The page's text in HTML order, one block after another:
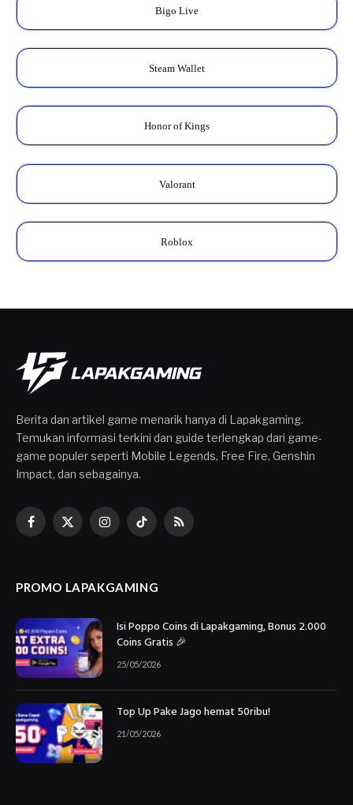
Bigo Live
Steam Wallet
Honor of Kings
Valorant
Roblox
Berita dan artikel game menarik hanya di Lapakgaming.
Temukan informasi terkini dan guide terlengkap dari game-
game populer seperti Mobile Legends, Free Fire, Genshin
Impact, dan sebagainya.
Facebook
X
InstagramTikTokRSS
PROMO LAPAKGAMING
Isi Poppo Coins di Lapakgaming, Bonus 2.000
Coins Gratis 🎉
25/05/2026
Top Up Pake Jago hemat 50ribu!
21/05/2026